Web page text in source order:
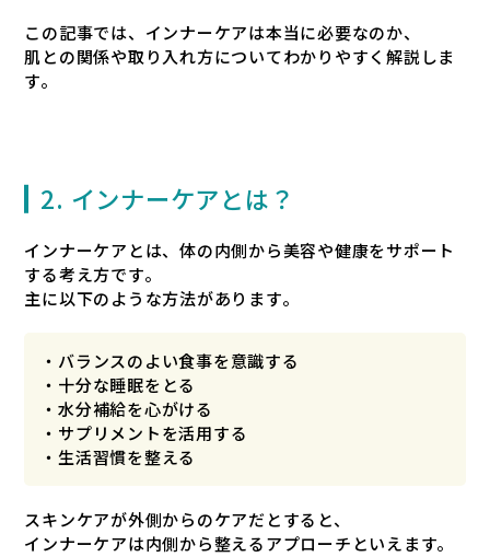
この記事では、インナーケアは本当に必要なのか、
肌との関係や取り入れ方についてわかりやすく解説しま
す。
2. インナーケアとは？
インナーケアとは、体の内側から美容や健康をサポート
する考え方です。
主に以下のような方法があります。
・バランスのよい食事を意識する
・十分な睡眠をとる
・水分補給を心がける
・サプリメントを活用する
・生活習慣を整える
スキンケアが外側からのケアだとすると、
インナーケアは内側から整えるアプローチといえます。